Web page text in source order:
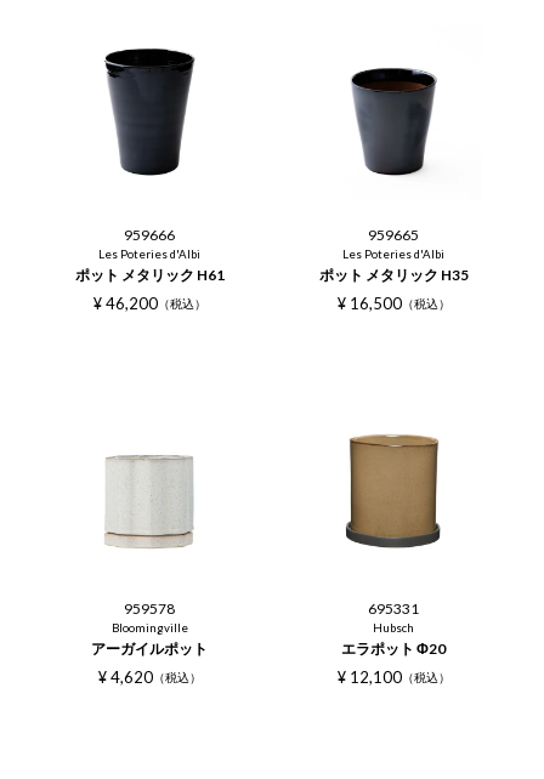
959666
Les Poteries d'Albi
ポット メタリック H61
¥ 46,200 税込
959665
Les Poteries d'Albi
ポット メタリック H35
¥ 16,500 税込
959578
Bloomingville
アーガイルポット
¥ 4,620 税込
695331
Hubsch
エラポット Φ20
¥ 12,100 税込